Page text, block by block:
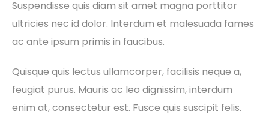
Suspendisse quis diam sit amet magna porttitor
ultricies nec id dolor. Interdum et malesuada fames
ac ante ipsum primis in faucibus.
Quisque quis lectus ullamcorper, facilisis neque a,
feugiat purus. Mauris ac leo dignissim, interdum
enim at, consectetur est. Fusce quis suscipit felis.